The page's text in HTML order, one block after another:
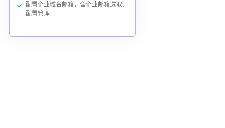
配置企业域名邮箱，含企业邮箱选取、
配置管理